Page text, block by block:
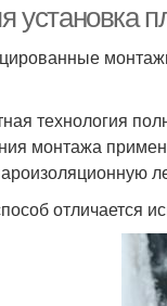
установка
технология
монтажа
отличается